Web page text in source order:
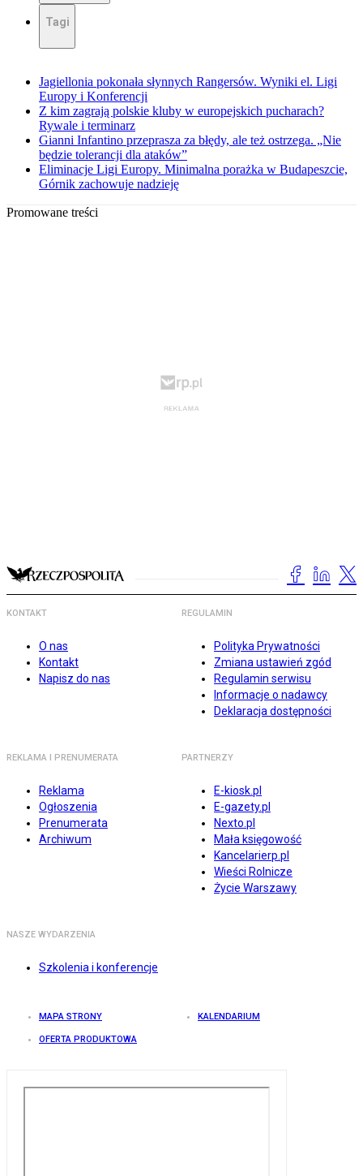
Tagi
Jagiellonia pokonała słynnych Rangersów. Wyniki el. Ligi
Europy i Konferencji
Z kim zagrają polskie kluby w europejskich pucharach?
Rywale i terminarz
Gianni Infantino przeprasza za błędy, ale też ostrzega. „Nie
będzie tolerancji dla ataków”
Eliminacje Ligi Europy. Minimalna porażka w Budapeszcie,
Górnik zachowuje nadzieję
Promowane treści
KONTAKT
O nas
Kontakt
Napisz do nas
REGULAMIN
Polityka Prywatności
Zmiana ustawień zgód
Regulamin serwisu
Informacje o nadawcy
Deklaracja dostępności
REKLAMA I PRENUMERATA
Reklama
Ogłoszenia
Prenumerata
Archiwum
PARTNERZY
E-kiosk.pl
E-gazety.pl
Nexto.pl
Mała księgowość
Kancelarierp.pl
Wieści Rolnicze
Życie Warszawy
NASZE WYDARZENIA
Szkolenia i konferencje
MAPA STRONY KALENDARIUM
OFERTA PRODUKTOWA